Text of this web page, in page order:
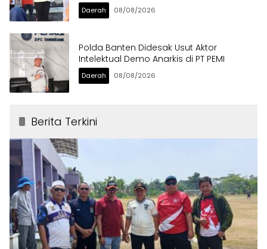
Daerah 08/08/2026
Polda Banten Didesak Usut Aktor
Intelektual Demo Anarkis di PT PEMI
Daerah 08/08/2026
Berita Terkini